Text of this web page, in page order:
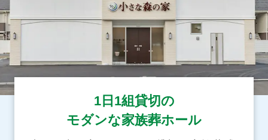
1日1組貸切の
モダンな家族葬ホール